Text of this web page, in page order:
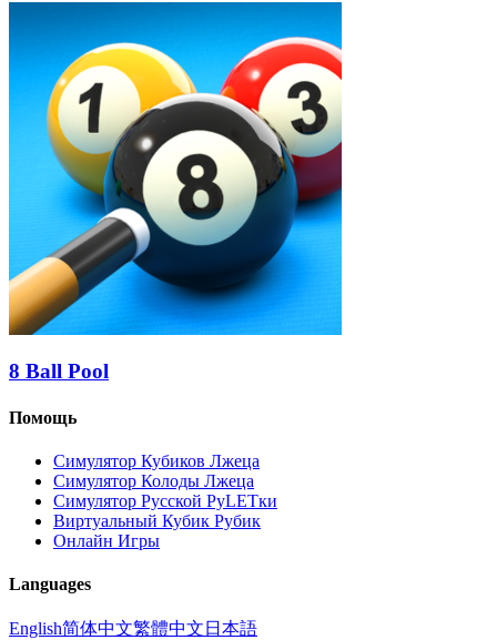
8 Ball Pool
Помощь
Симулятор Кубиков Лжеца
Симулятор Колоды Лжеца
Симулятор Русской РуLETки
Виртуальный Кубик Рубик
Онлайн Игры
Languages
English简体中文繁體中文 日本語